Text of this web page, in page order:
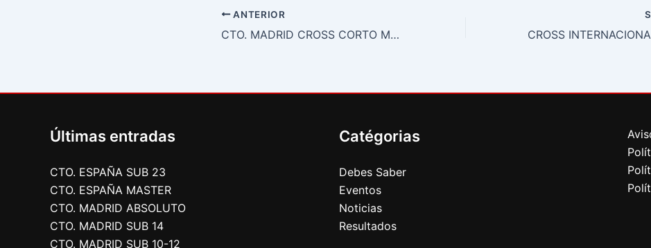
ANTERIOR
CTO. MADRID CROSS CORTO MASTER
Últimas entradas
CTO. ESPAÑA SUB 23
CTO. ESPAÑA MASTER
CTO. MADRID ABSOLUTO
CTO. MADRID SUB 14
CTO. MADRID SUB 10-12
Catégorias
Debes Saber
Eventos
Noticias
Resultados